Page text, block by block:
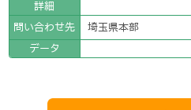
詳細
問い合わせ先 埼玉県本部
データ